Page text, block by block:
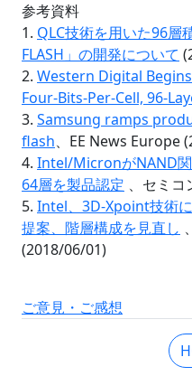
参考資料
1. QLC技術を用いた96層
FLASH」の開発について
2. Western Digital
Four-Bits-Per-Cell, 96-
3. Samsung ramps
flash、EE News Europe
4. Intel/MicronがNAND
64層を製品認定 、セミ
5. Intel、3D-Xpoint技術
提案、階層構成を見直し
(2018/06/01)
ご意見・ご感想